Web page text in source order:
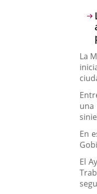
La
una
En
El